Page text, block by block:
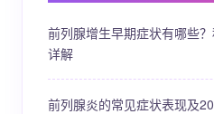
前列腺增生早期症状有哪些
详解
前列腺炎的常见症状表现及